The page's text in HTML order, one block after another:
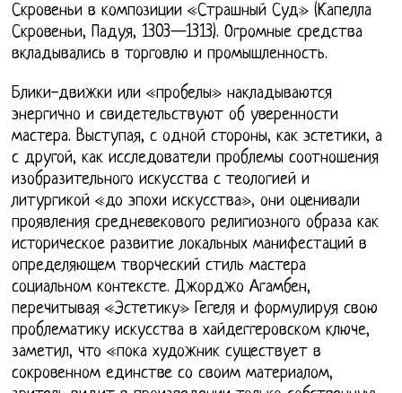
Скровеньи в композиции «Страшный Суд» (Капелла
Скровеньи, Падуя, 1303—1313). Огромные средства
вкладывались в торговлю и промышленность.
Блики-движки или «пробелы» накладываются
энергично и свидетельствуют об уверенности
мастера. Выступая, с одной стороны, как эстетики, а
с другой, как исследователи проблемы соотношения
изобразительного искусства с теологией и
литургикой «до эпохи искусства», они оценивали
проявления средневекового религиозного образа как
историческое развитие локальных манифестаций в
определяющем творческий стиль мастера
социальном контексте. Джорджо Агамбен,
перечитывая «Эстетику» Гегеля и формулируя свою
проблематику искусства в хайдеггеровском ключе,
заметил, что «пока художник существует в
сокровенном единстве со своим материалом,